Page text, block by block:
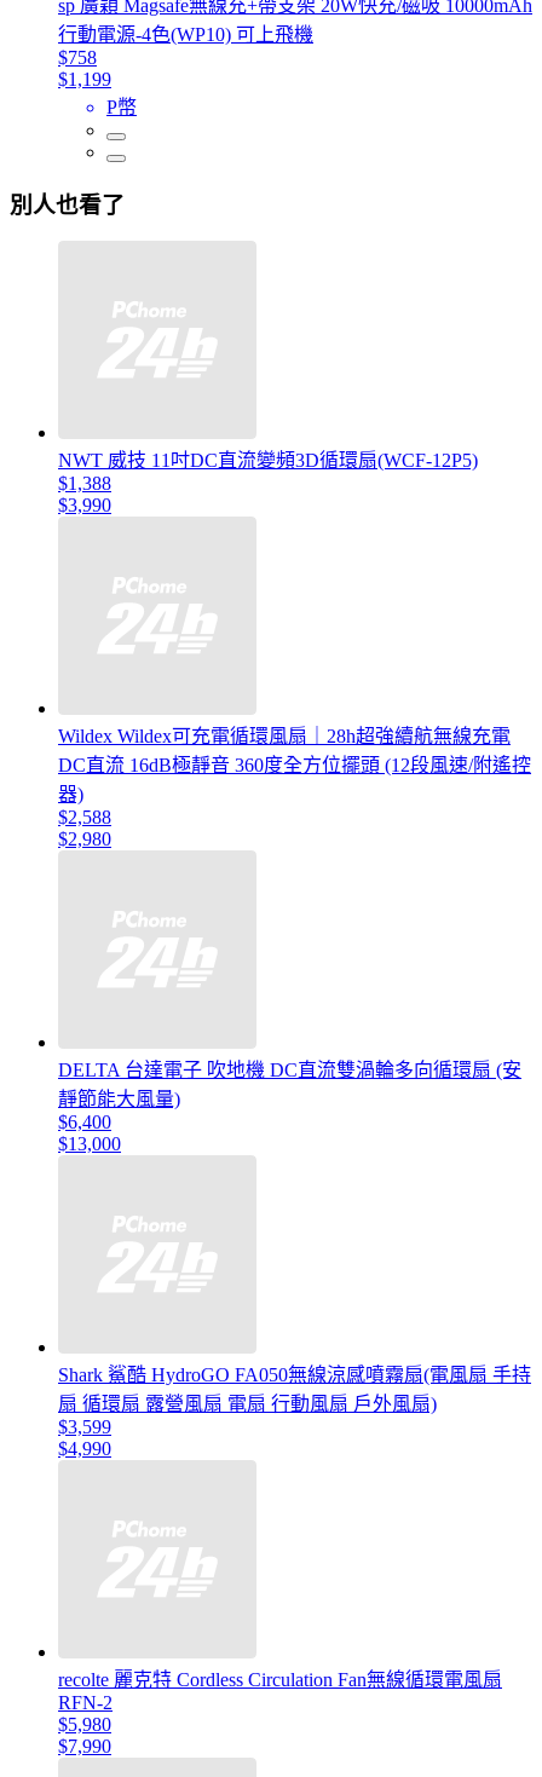
sp 廣穎 Magsafe無線充+帶支架 20W快充/磁吸 10000mAh
行動電源-4色(WP10) 可上飛機
$758
$1,199
P幣
別人也看了
NWT 威技 11吋DC直流變頻3D循環扇(WCF-12P5)
$1,388
$3,990
Wildex Wildex可充電循環風扇｜28h超強續航無線充電
DC直流 16dB極靜音 360度全方位擺頭 (12段風速/附遙控
器)
$2,588
$2,980
DELTA 台達電子 吹地機 DC直流雙渦輪多向循環扇 (安
靜節能大風量)
$6,400
$13,000
Shark 鯊酷 HydroGO FA050無線涼感噴霧扇(電風扇 手持
扇 循環扇 露營風扇 電扇 行動風扇 戶外風扇)
$3,599
$4,990
recolte 麗克特 Cordless Circulation Fan無線循環電風扇
RFN-2
$5,980
$7,990